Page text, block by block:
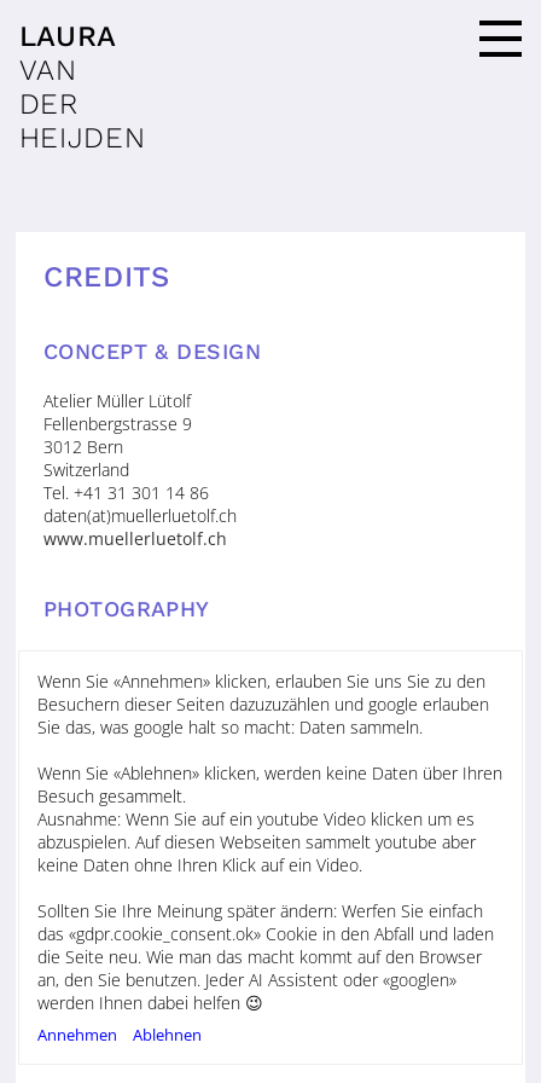
LAURA
VAN
DER
HEIJDEN
CREDITS
CONCEPT & DESIGN
Atelier Müller Lütolf
Fellenbergstrasse 9
3012 Bern
Switzerland
Tel. +41 31 301 14 86
daten(at)muellerluetolf.ch
www.muellerluetolf.ch
PHOTOGRAPHY
Stephane Crayton
https://www.stephanecrayton.com/gallery
Isabelle Offer
Tel. +44 7362 524361
www.isabelle-offer
Chris Gloag
News, Bio, Audio, Features, Reviews
Tel. +44 7759 344 495
studio(at)chrisgloag.com
www.chrisgloag.com
Wenn Sie «Annehmen» klicken, erlauben Sie uns Sie zu den
Besuchern dieser Seiten dazuzuzählen und google erlauben
Sie das, was google halt so macht: Daten sammeln.
Wenn Sie «Ablehnen» klicken, werden keine Daten über Ihren
Besuch gesammelt.
Ausnahme: Wenn Sie auf ein youtube Video klicken um es
abzuspielen. Auf diesen Webseiten sammelt youtube aber
keine Daten ohne Ihren Klick auf ein Video.
Sollten Sie Ihre Meinung später ändern: Werfen Sie einfach
das «gdpr.cookie_consent.ok» Cookie in den Abfall und laden
die Seite neu. Wie man das macht kommt auf den Browser
an, den Sie benutzen. Jeder AI Assistent oder «googlen»
werden Ihnen dabei helfen 😉
Annehmen Ablehnen